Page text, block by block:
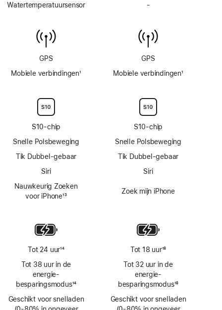
Watertemperatuursensor
GPS
Mobiele verbindingen1
S10‑chip
Snelle Polsbeweging
Tik Dubbel-gebaar
Siri
Nauwkeurig Zoeken
voor iPhone13
Tot 24 uur14
Tot 38 uur in de
energie­
besparingsmodus14
Geschikt voor snelladen
-
GPS
Mobiele verbindingen1
S10‑chip
Snelle Polsbeweging
Tik Dubbel-gebaar
Siri
Zoek mijn iPhone
Tot 18 uur18
Tot 32 uur in de
energie­
besparingsmodus18
Geschikt voor snelladen